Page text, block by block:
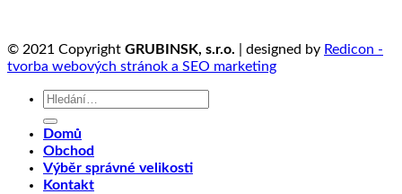
© 2021 Copyright GRUBINSK, s.r.o. | designed by Redicon -
tvorba webových stránok a SEO marketing
Hledat:
Domů
Obchod
Výběr správné velikosti
Kontakt